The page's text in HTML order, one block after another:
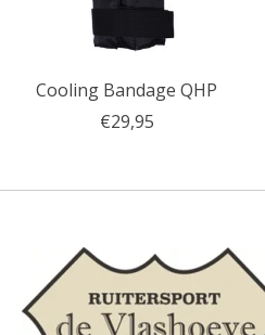
Cooling Bandage QHP
€29,95